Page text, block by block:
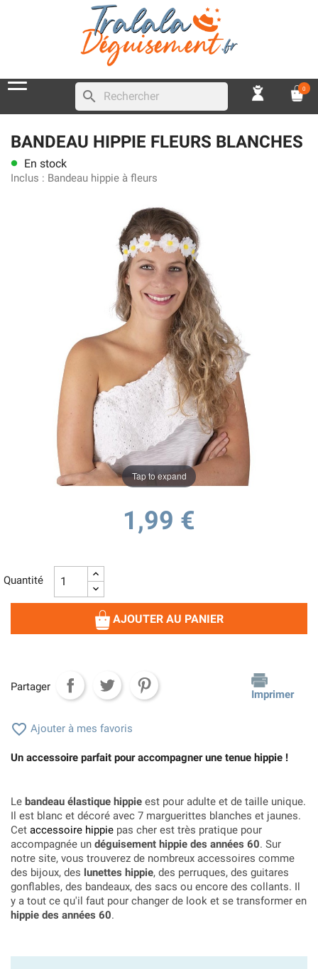
search 0
BANDEAU HIPPIE FLEURS BLANCHES
lens En stock
Inclus : Bandeau hippie à fleurs
Tap to expand
1,99 €
Quantité
AJOUTER AU PANIER
Partager
Imprimer
 Ajouter à mes favoris
Un accessoire parfait pour accompagner une tenue hippie !
Le bandeau élastique hippie est pour adulte et de taille unique.
Il est blanc et décoré avec 7 marguerittes blanches et jaunes.
Cet accessoire hippie pas cher est très pratique pour
accompagnée un déguisement hippie des années 60. Sur
notre site, vous trouverez de nombreux accessoires comme
des bijoux, des lunettes hippie, des perruques, des guitares
gonflables, des bandeaux, des sacs ou encore des collants. Il
y a tout ce qu'il faut pour changer de look et se transformer en
hippie des années 60.